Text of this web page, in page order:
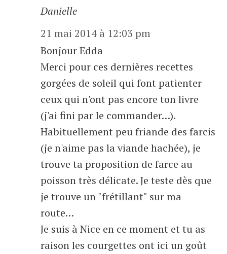
Danielle
21 mai 2014 à 12:03 pm
Bonjour Edda
Merci pour ces dernières recettes
gorgées de soleil qui font patienter
ceux qui n'ont pas encore ton livre
(j'ai fini par le commander…).
Habituellement peu friande des farcis
(je n'aime pas la viande hachée), je
trouve ta proposition de farce au
poisson très délicate. Je teste dès que
je trouve un "frétillant" sur ma
route…
Je suis à Nice en ce moment et tu as
raison les courgettes ont ici un goût